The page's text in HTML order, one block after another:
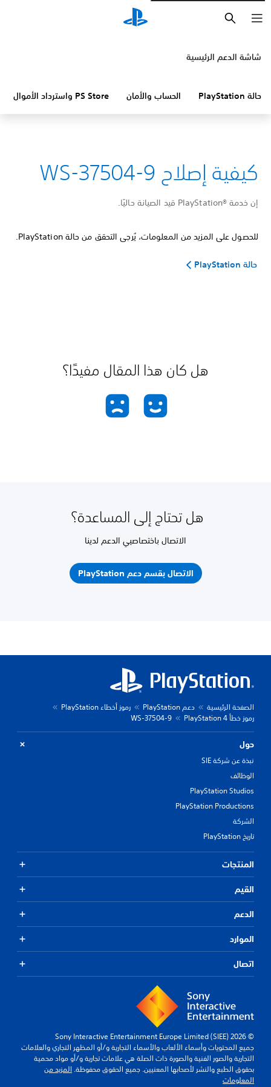
شاشة الدعم الرئيسية
حالة PlayStation الحساب والأمان PS Store واسترداد الأموال
كيفية إصلاح WS-37504-9
إن خدمة PlayStation®‎ قيد الصيانة حاليًا.
للحصول على المزيد من المعلومات، يُرجى التحقق من حالة PlayStation.
حالة PlayStation
هل كان هذا المقال مفيدًا؟
هل تحتاج إلى المساعدة؟
الاتصال باختصاصيي الدعم لدينا
الاتصال بقسم دعم PlayStation
الصفحة الرئيسية دعم PlayStation
رموز أخطاء PlayStation
رموز خطأ PlayStation 4
WS-37504-9
حول
نبذة عن شركة SIE
الوظائف
PlayStation Studios
PlayStation Productions
الشركة
تاريخ PlayStation
المنتجات
القيم
الدعم
الموارد
اتصال
© 2026 Sony Interactive Entertainment Europe Limited (SIEE)
جميع المحتويات وأسماء الألعاب والأسماء التجارية و/أو المظهر التجاري والعلامات
التجارية والصور الفنية والصورة ذات الصلة هي علامات تجارية و/أو مواد محمية
بحقوق الطبع والنشر لأصحابها المعنيين. جميع الحقوق محفوظة. المزيد من
المعلومات